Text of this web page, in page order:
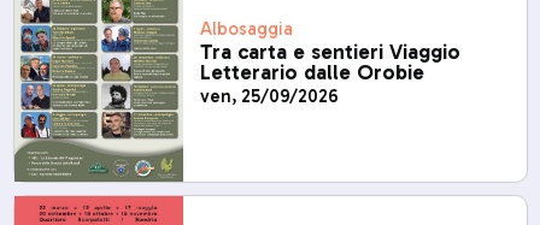
Albosaggia
Tra carta e sentieri Viaggio
Letterario dalle Orobie
ven, 25/09/2026